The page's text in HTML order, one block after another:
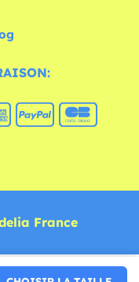
France